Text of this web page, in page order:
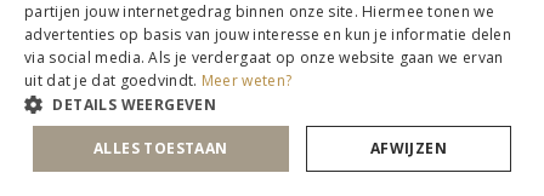
partijen jouw internetgedrag binnen onze site. Hiermee tonen we
advertenties op basis van jouw interesse en kun je informatie delen
via social media. Als je verdergaat op onze website gaan we ervan
uit dat je dat goedvindt. Meer weten?
DETAILS WEERGEVEN
ALLES TOESTAAN AFWIJZEN